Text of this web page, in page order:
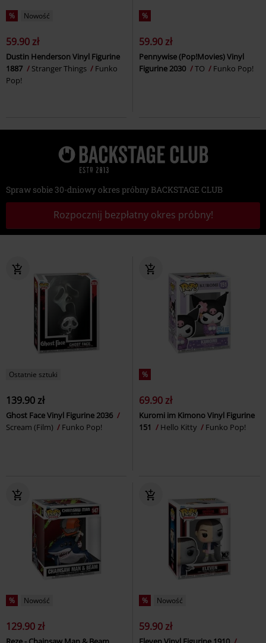
% Nowość
59.90 zł
Dustin Henderson Vinyl Figurine
1887
Stranger Things
Funko
Pop!
%
59.90 zł
Pennywise (Pop!Movies) Vinyl
Figurine 2030
TO Funko Pop!
Spraw sobie 30-dniowy okres próbny BACKSTAGE CLUB
Rozpocznij bezpłatny okres próbny!
Ostatnie sztuki
139.90 zł
Ghost Face Vinyl Figurine 2036
Scream (Film)
Funko Pop!
%
69.90 zł
Kuromi im Kimono Vinyl Figurine
151
Hello Kitty Funko Pop!
% Nowość
129.90 zł
% Nowość
59.90 zł